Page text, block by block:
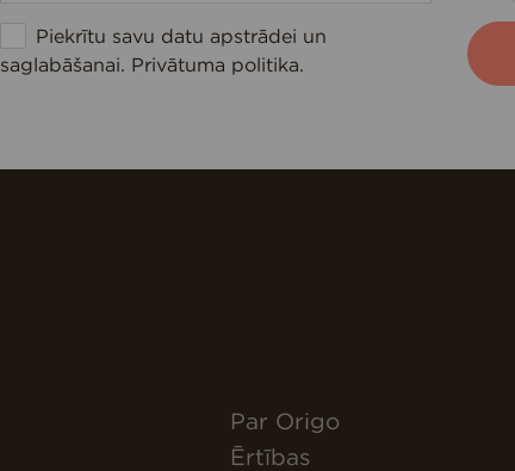
Piekrītu savu datu apstrādei un
saglabāšanai. Privātuma politika.
Par Origo
Ērtības